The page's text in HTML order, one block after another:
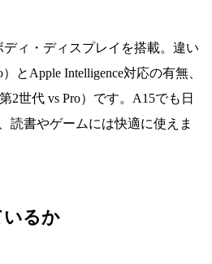
ィ・ディスプレイを搭載。違い
とApple Intelligence対応の有無、
2世代 vs Pro）です。A15でも日
読書やゲームには快適に使えま
いるか